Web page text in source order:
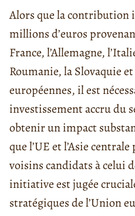
Alors que la contribution
millions d’euros
France, l’Allemagne,
Roumanie, la Slovaquie
européennes, il est
investissement accru du
obtenir un impact
que l’UE et l’Asie
voisins candidats à celui
initiative est jugée
stratégiques de l’Union